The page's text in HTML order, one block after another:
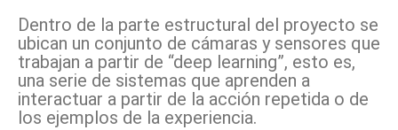
Dentro de la parte estructural del proyecto se
ubican un conjunto de cámaras y sensores que
trabajan a partir de “deep learning”, esto es,
una serie de sistemas que aprenden a
interactuar a partir de la acción repetida o de
los ejemplos de la experiencia.